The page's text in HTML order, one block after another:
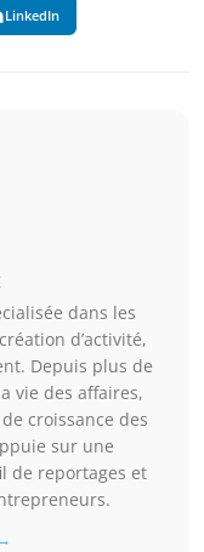
LinkedIn
dans les
d’activité,
Depuis plus de
vie des affaires,
croissance des
sur une
de reportages et